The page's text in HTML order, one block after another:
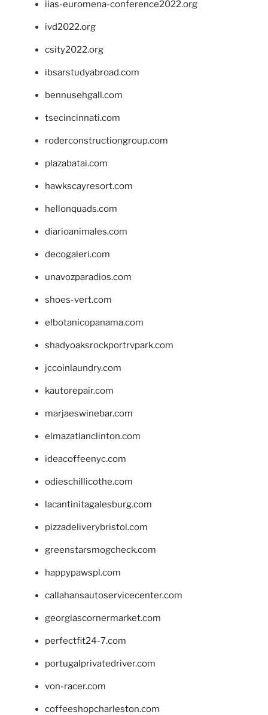
iias-euromena-conference2022.org
ivd2022.org
csity2022.org
ibsarstudyabroad.com
bennusehgall.com
tsecincinnati.com
roderconstructiongroup.com
plazabatai.com
hawkscayresort.com
hellonquads.com
diarioanimales.com
decogaleri.com
unavozparadios.com
shoes-vert.com
elbotanicopanama.com
shadyoaksrockportrvpark.com
jccoinlaundry.com
kautorepair.com
marjaeswinebar.com
elmazatlanclinton.com
ideacoffeenyc.com
odieschillicothe.com
lacantinitagalesburg.com
pizzadeliverybristol.com
greenstarsmogcheck.com
happypawspl.com
callahansautoservicecenter.com
georgiascornermarket.com
perfectfit24-7.com
portugalprivatedriver.com
von-racer.com
coffeeshopcharleston.com